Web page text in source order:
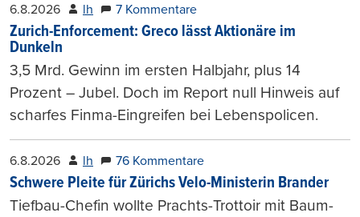
6.8.2026 lh 7 Kommentare
Zurich-Enforcement: Greco lässt Aktionäre im
Dunkeln
3,5 Mrd. Gewinn im ersten Halbjahr, plus 14
Prozent – Jubel. Doch im Report null Hinweis auf
scharfes Finma-Eingreifen bei Lebenspolicen.
6.8.2026 lh 76 Kommentare
Schwere Pleite für Zürichs Velo-Ministerin Brander
Tiefbau-Chefin wollte Prachts-Trottoir mit Baum-